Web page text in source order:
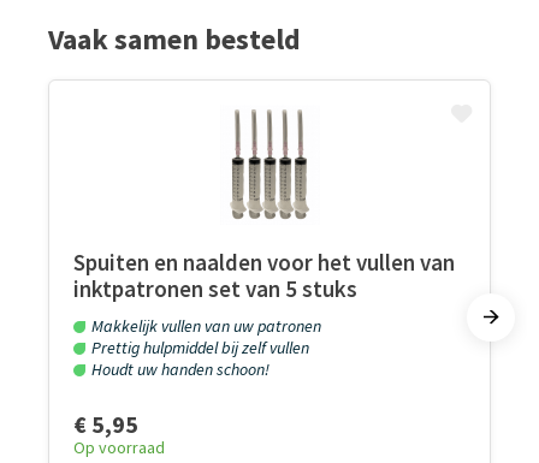
Vaak samen besteld
Spuiten en naalden voor het vullen van
inktpatronen set van 5 stuks
Makkelijk vullen van uw patronen
Prettig hulpmiddel bij zelf vullen
Houdt uw handen schoon!
€ 5,95
Op voorraad